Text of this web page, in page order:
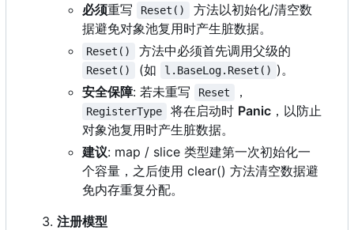
必须重写 Reset()
方法以初始化/清空数
据避免对象池复用时产生脏数据。
Reset() 方法中必须首先调用父级的
Reset() (如 l.BaseLog.Reset() )。
安全保障: 若未重写 Reset ，
RegisterType 将在启动时 Panic，以防止
对象池复用时产生脏数据。
建议: map / slice 类型建第一次初始化一
个容量，之后使用 clear() 方法清空数据避
免内存重复分配。
注册模型